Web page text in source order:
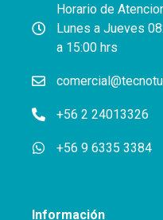
Horario de
Lunes a Jueves
a 15:00 hrs
+56 2 24013326
+56 9 6335 3384
Información